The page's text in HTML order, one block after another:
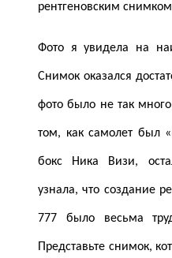
рентгеновским
Фото я увидела на
Снимок оказался
фото было не так
том, как самолет был
бокс Ника Визи,
узнала, что создание
777 было весьма
Представьте снимок,